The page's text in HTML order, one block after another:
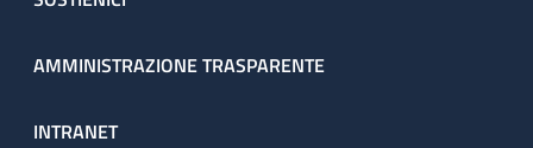
AMMINISTRAZIONE TRASPARENTE
INTRANET